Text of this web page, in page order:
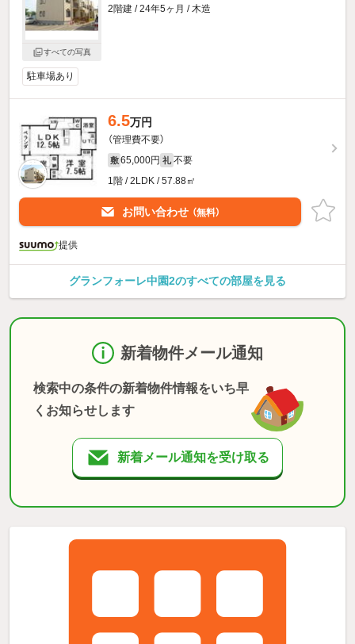
すべての写真
2階建 / 24年5ヶ月 / 木造
駐車場あり
6.5万円
（管理費不要）
敷 65,000円 礼 不要
1階 / 2LDK / 57.88㎡
お問い合わせ （無料）
提供
グランフォーレ中園2のすべての部屋を見る
新着物件メール通知
検索中の条件の新着物件情報をいち早
くお知らせします
新着メール通知を受け取る